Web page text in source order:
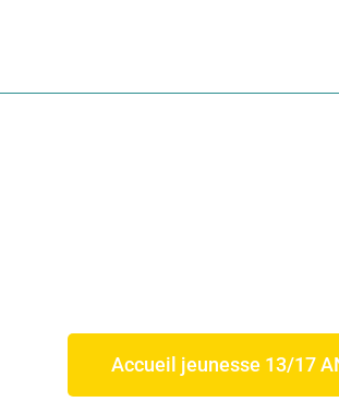
Accueil jeunesse 13/17